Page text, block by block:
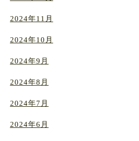
2024年11月
2024年10月
2024年9月
2024年8月
2024年7月
2024年6月